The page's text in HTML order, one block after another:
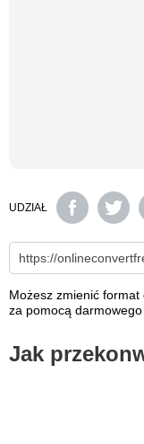
UDZIAŁ
Możesz zmienić
za pomocą
Jak